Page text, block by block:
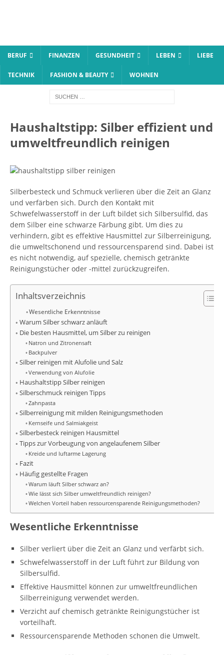
BERUF FINANZEN GESUNDHEIT LEBEN LIEBE
TECHNIK FASHION & BEAUTY WOHNEN
Haushaltstipp: Silber effizient und
umweltfreundlich reinigen
Silberbesteck und Schmuck verlieren über die Zeit an Glanz
und verfärben sich. Durch den Kontakt mit
Schwefelwasserstoff in der Luft bildet sich Silbersulfid, das
dem Silber eine schwarze Färbung gibt. Um dies zu
verhindern, gibt es effektive Hausmittel zur Silberreinigung,
die umweltschonend und ressourcensparend sind. Dabei ist
es nicht notwendig, auf spezielle, chemisch getränkte
Reinigungstücher oder -mittel zurückzugreifen.
Inhaltsverzeichnis
Wesentliche Erkenntnisse
Warum Silber schwarz anläuft
Die besten Hausmittel, um Silber zu reinigen
Natron und Zitronensaft
Backpulver
Silber reinigen mit Alufolie und Salz
Verwendung von Alufolie
Haushaltstipp Silber reinigen
Silberschmuck reinigen Tipps
Zahnpasta
Silberreinigung mit milden Reinigungsmethoden
Kernseife und Salmiakgeist
Silberbesteck reinigen Hausmittel
Tipps zur Vorbeugung von angelaufenem Silber
Kreide und luftarme Lagerung
Fazit
Häufig gestellte Fragen
Warum läuft Silber schwarz an?
Wie lässt sich Silber umweltfreundlich reinigen?
Welchen Vorteil haben ressourcensparende Reinigungsmethoden?
Wesentliche Erkenntnisse
Silber verliert über die Zeit an Glanz und verfärbt sich.
Schwefelwasserstoff in der Luft führt zur Bildung von
Silbersulfid.
Effektive Hausmittel können zur umweltfreundlichen
Silberreinigung verwendet werden.
Verzicht auf chemisch getränkte Reinigungstücher ist
vorteilhaft.
Ressourcensparende Methoden schonen die Umwelt.